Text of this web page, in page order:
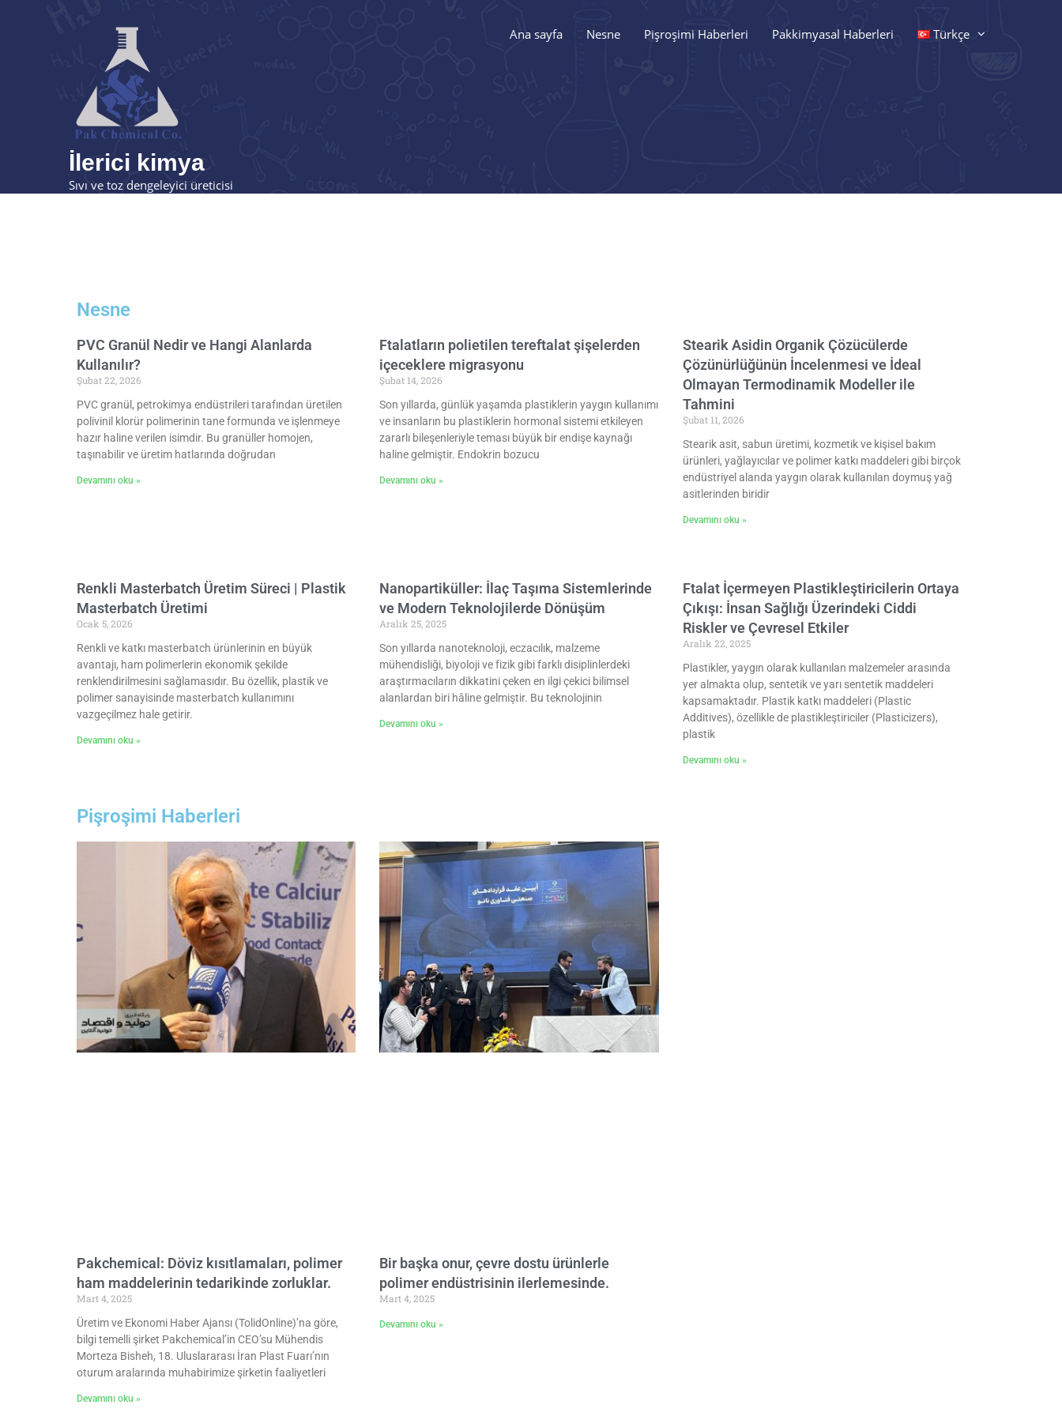
İlerici kimya
Sıvı ve toz dengeleyici üreticisi
Ana sayfa Nesne Pişroşimi Haberleri​ Pakkimyasal Haberleri​ Türkçe
Nesne
PVC Granül Nedir ve Hangi Alanlarda
Kullanılır?
Şubat 22, 2026
PVC granül, petrokimya endüstrileri tarafından üretilen
polivinil klorür polimerinin tane formunda ve işlenmeye
hazır haline verilen isimdir. Bu granüller homojen,
taşınabilir ve üretim hatlarında doğrudan
Devamını oku »
Ftalatların polietilen tereftalat şişelerden
içeceklere migrasyonu
Şubat 14, 2026
Son yıllarda, günlük yaşamda plastiklerin yaygın kullanımı
ve insanların bu plastiklerin hormonal sistemi etkileyen
zararlı bileşenleriyle teması büyük bir endişe kaynağı
haline gelmiştir. Endokrin bozucu
Devamını oku »
Stearik Asidin Organik Çözücülerde
Çözünürlüğünün İncelenmesi ve İdeal
Olmayan Termodinamik Modeller ile
Tahmini
Şubat 11, 2026
Stearik asit, sabun üretimi, kozmetik ve kişisel bakım
ürünleri, yağlayıcılar ve polimer katkı maddeleri gibi birçok
endüstriyel alanda yaygın olarak kullanılan doymuş yağ
asitlerinden biridir
Devamını oku »
Renkli Masterbatch Üretim Süreci | Plastik
Masterbatch Üretimi
Ocak 5, 2026
Renkli ve katkı masterbatch ürünlerinin en büyük
avantajı, ham polimerlerin ekonomik şekilde
renklendirilmesini sağlamasıdır. Bu özellik, plastik ve
polimer sanayisinde masterbatch kullanımını
vazgeçilmez hale getirir.
Devamını oku »
Nanopartiküller: İlaç Taşıma Sistemlerinde
ve Modern Teknolojilerde Dönüşüm
Aralık 25, 2025
Son yıllarda nanoteknoloji, eczacılık, malzeme
mühendisliği, biyoloji ve fizik gibi farklı disiplinlerdeki
araştırmacıların dikkatini çeken en ilgi çekici bilimsel
alanlardan biri hâline gelmiştir. Bu teknolojinin
Devamını oku »
Ftalat İçermeyen Plastikleştiricilerin Ortaya
Çıkışı: İnsan Sağlığı Üzerindeki Ciddi
Riskler ve Çevresel Etkiler
Aralık 22, 2025
Plastikler, yaygın olarak kullanılan malzemeler arasında
yer almakta olup, sentetik ve yarı sentetik maddeleri
kapsamaktadır. Plastik katkı maddeleri (Plastic
Additives), özellikle de plastikleştiriciler (Plasticizers),
plastik
Devamını oku »
Pişroşimi Haberleri
Pakchemical: Döviz kısıtlamaları, polimer
ham maddelerinin tedarikinde zorluklar.
Mart 4, 2025
Üretim ve Ekonomi Haber Ajansı (TolidOnline)’na göre,
bilgi temelli şirket Pakchemical’in CEO’su Mühendis
Morteza Bisheh, 18. Uluslararası İran Plast Fuarı’nın
oturum aralarında muhabirimize şirketin faaliyetleri
Devamını oku »
Bir başka onur, çevre dostu ürünlerle
polimer endüstrisinin ilerlemesinde.
Mart 4, 2025
Devamını oku »